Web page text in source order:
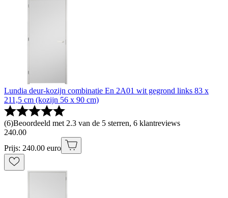
Lundia deur-kozijn combinatie En 2A01 wit gegrond links 83 x
211,5 cm (kozijn 56 x 90 cm)
(6)Beoordeeld met 2.3 van de 5 sterren, 6 klantreviews
240.00
Prijs: 240.00 euro